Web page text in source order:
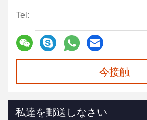
Tel:
今接触
私達を郵送しなさい